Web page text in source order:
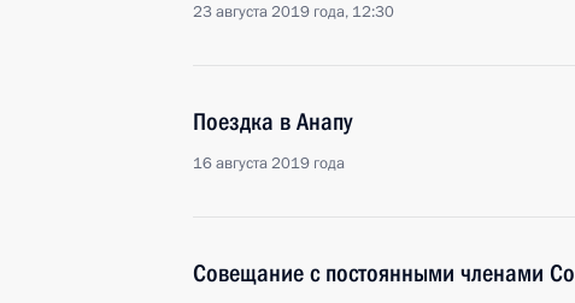
23 августа 2019 года, 12:30
Поездка в Анапу
16 августа 2019 года
Совещание с постоянными членами